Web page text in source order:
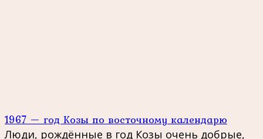
1967 — год Козы по восточному календарю
Люди, рождённые в год Козы очень добрые,